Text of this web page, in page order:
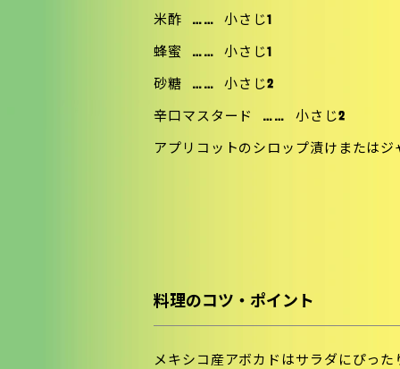
米酢 …… 小さじ1
蜂蜜 …… 小さじ1
砂糖 …… 小さじ2
辛口マスタード …… 小さじ2
アプリコットのシロップ漬けまたはジ
料理のコツ・ポイント
メキシコ産アボカドはサラダにぴっ